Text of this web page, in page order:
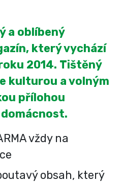
a oblíbený
který vychází
2014. Tištěný
kulturou a volným
přílohou
vždy na
obsah, který